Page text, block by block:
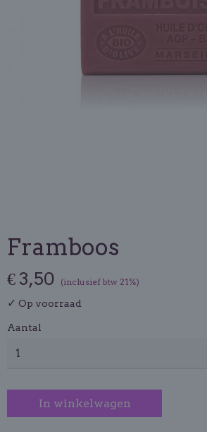
Framboos
€ 3,50 (inclusief btw 21%)
✓ Op voorraad
Aantal
In winkelwagen